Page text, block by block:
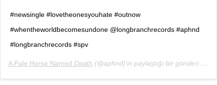
#newsingle #lovetheonesyouhate #outnow
#whentheworldbecomesundone @longbranchrecords #aphnd
#longbranchrecords #spv
A Pale Horse Named Death (@aphnd)’in paylaştığı bir gönderi ( 16